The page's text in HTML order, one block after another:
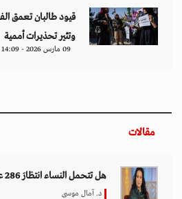
قيود طالبان تعمق
وتثير تحذيرات أممية
09 مارس 2026 - 14:09
مقالات
هل تتحمل النساء انتظارَ 286 عاماً؟
د. آمال موسى